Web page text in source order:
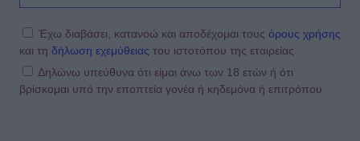
Έχω διαβάσει, κατανοώ και αποδέχομαι τους όρους χρήσης
και τη δήλωση εχεμύθειας του ιστοτόπου της εταιρείας
Δηλώνω υπεύθυνα ότι είμαι άνω των 18 ετών ή ότι
βρίσκομαι υπό την εποπτεία γονέα ή κηδεμόνα ή επιτρόπου